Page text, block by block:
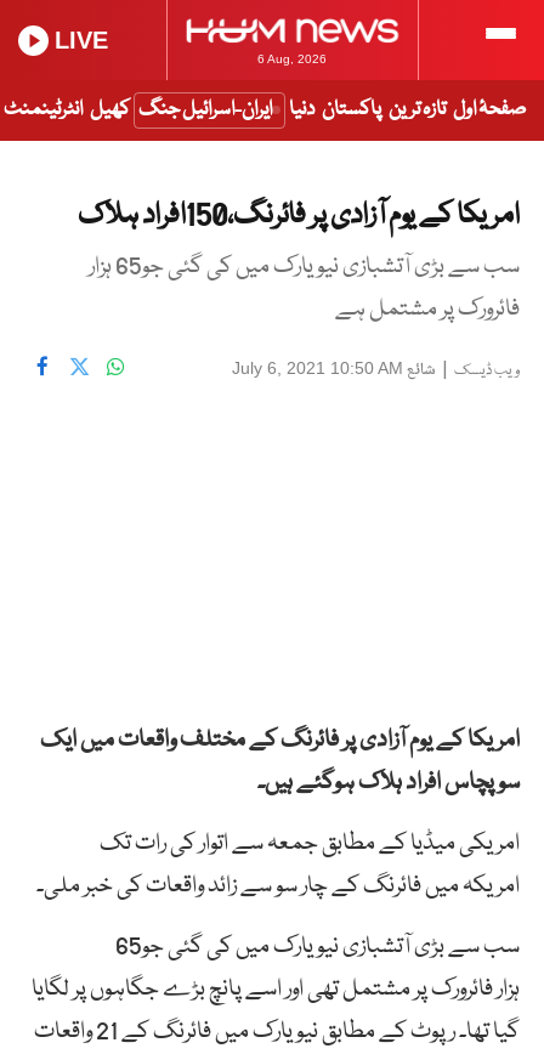
6 Aug, 2026
LIVE
صفحۂ اول تازہ ترین پاکستان دنیا ایران-اسرائیل جنگ کھیل انٹرٹینمنٹ
امریکا کے یوم آزادی پر فائرنگ،150افراد ہلاک
سب سے بڑی آتشبازی نیو یارک میں کی گئی جو65 ہزار
فائرورک پر مشتمل ہے
ویب ڈیسک | شائع July 6, 2021 10:50 AM
امریکاکےیومآزادیپرفائرنگکےمختلفواقعاتمیںایک
سوپچاسافرادہلاکہوگئے ہیں۔
امریکیمیڈیاکےمطابقجمعہسےاتوارکیراتتک
امریکہمیںفائرنگکےچارسوسےزائدواقعاتکی خبر ملی۔
سب سے بڑی آتشبازی نیو یارک میں کی گئی جو65
ہزار فائرورک پر مشتمل تھی اور اسے پانچ بڑے جگاہوں پر لگایا
گیا تھا۔ رپوٹ کے مطابقنیویارکمیںفائرنگکے 21
واقعات